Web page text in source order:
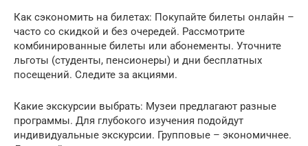
Как сэкономить на билетах: Покупайте билеты онлайн –
часто со скидкой и без очередей. Рассмотрите
комбинированные билеты или абонементы. Уточните
льготы (студенты, пенсионеры) и дни бесплатных
посещений. Следите за акциями.
Какие экскурсии выбрать: Музеи предлагают разные
программы. Для глубокого изучения подойдут
индивидуальные экскурсии. Групповые – экономичнее.